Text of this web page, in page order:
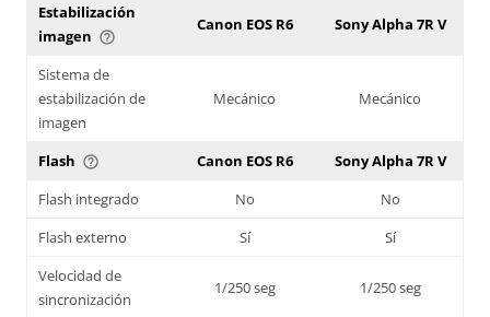
Estabilización
imagen help_outline
Canon EOS R6 Sony Alpha 7R V
Sistema de
estabilización de
imagen
Mecánico Mecánico
Flash help_outline Canon EOS R6
Sony Alpha 7R V
Flash integrado
No
No
Flash externo
Sí
Sí
Velocidad de
sincronización
1/250 seg 1/250 seg